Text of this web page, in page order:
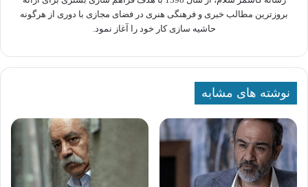
بروزترین مطالب خبری و فرهنگی هنری در فضای مجازی با دوری از هرگونه
حاشیه سازی کار خود را آغاز نمود.
نوشته های مشابه